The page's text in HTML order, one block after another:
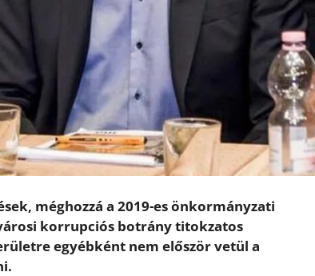
méghozzá a 2019-es önkormányzati
korrupciós botrány titokzatos
egyébként nem először vetül a